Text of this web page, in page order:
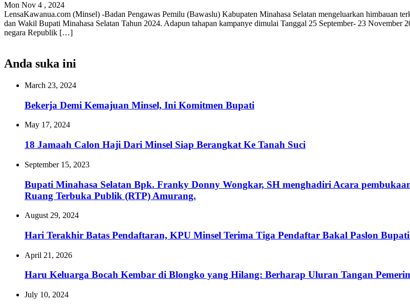
Mon Nov 4 , 2024
LensaKawanua.com (Minsel) -Badan Pengawas Pemilu (Bawaslu) Kabupaten Minahasa Selatan mengeluarkan himbauan
dan Wakil Bupati Minahasa Selatan Tahun 2024. Adapun tahapan kampanye dimulai Tanggal 25 September- 23 November
negara Republik […]
Anda suka ini
March 23, 2024
Bekerja Demi Kemajuan Minsel, Ini Komitmen Bupati
May 17, 2024
18 Jamaah Calon Haji Dari Minsel Siap Berangkat Ke Tanah Suci
September 15, 2023
Bupati Minahasa Selatan Bpk. Franky Donny Wongkar, SH menghadiri Acara
Ruang Terbuka Publik (RTP) Amurang.
August 29, 2024
Hari Terakhir Batas Pendaftaran, KPU Minsel Terima Tiga Pendaftar Bakal Paslon
April 21, 2026
Haru Keluarga Bocah Kembar di Blongko yang Hilang: Berharap Uluran Tangan
July 10, 2024